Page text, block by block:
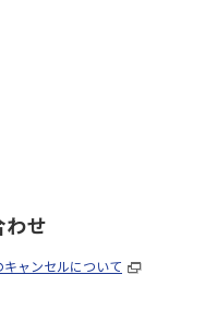
わせ
キャンセルについて